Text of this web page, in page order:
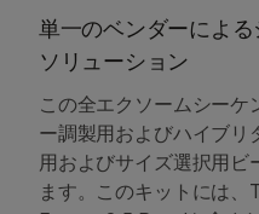
単一のベンダーによ
ソリューション
この全エクソームシーケ
ー調製用およびハイブリ
用およびサイズ選択用ビ
ます。このキットには